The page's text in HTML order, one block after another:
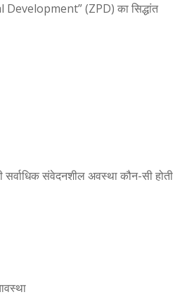
(ZPD) का सिद्धांत
सर्वाधिक संवेदनशील अवस्था कौन-सी होती